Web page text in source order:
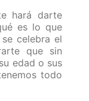
hará darte
es lo que
celebra el
que sin
edad o sus
todo